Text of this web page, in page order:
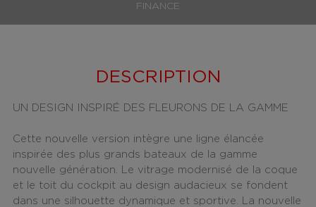
FINANCE
DESCRIPTION
UN DESIGN INSPIRÉ DES FLEURONS DE LA GAMME
Cette nouvelle version intègre une ligne élancée
inspirée des plus grands bateaux de la gamme
nouvelle génération. Le vitrage modernisé de la coque
et le toit du cockpit au design audacieux se fondent
dans une silhouette dynamique et sportive. La nouvelle